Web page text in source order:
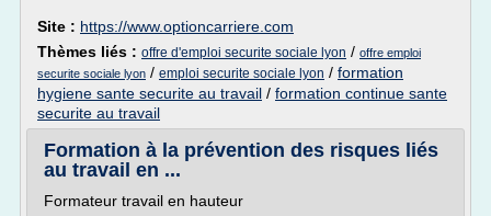
Site : https://www.optioncarriere.com
Thèmes liés : offre d'emploi securite sociale lyon / offre emploi
securite sociale lyon / emploi securite sociale lyon / formation
hygiene sante securite au travail / formation continue sante
securite au travail
Formation à la prévention des risques liés
au travail en ...
Formateur travail en hauteur